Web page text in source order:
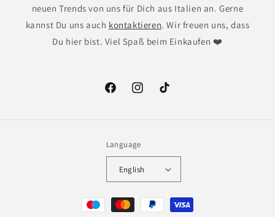
neuen Trends von uns für Dich aus Italien an. Gerne
kannst Du uns auch kontaktieren. Wir freuen uns, dass
Du hier bist. Viel Spaß beim Einkaufen ❤️
FacebookInstagramTikTok
Language
English
Payment